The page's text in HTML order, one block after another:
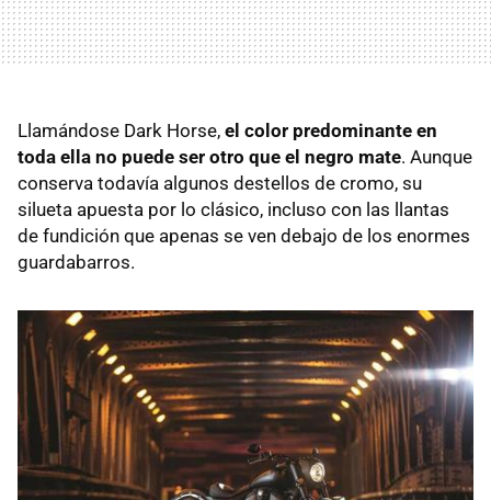
Llamándose Dark Horse, el color predominante en
toda ella no puede ser otro que el negro mate. Aunque
conserva todavía algunos destellos de cromo, su
silueta apuesta por lo clásico, incluso con las llantas
de fundición que apenas se ven debajo de los enormes
guardabarros.